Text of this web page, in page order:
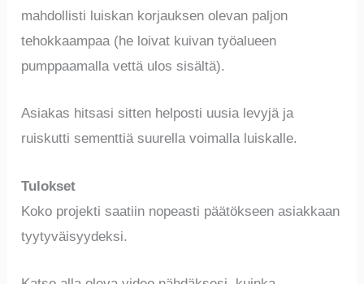
mahdollisti luiskan korjauksen olevan paljon
tehokkaampaa (he loivat kuivan työalueen
pumppaamalla vettä ulos sisältä).
Asiakas hitsasi sitten helposti uusia levyjä ja
ruiskutti sementtiä suurella voimalla luiskalle.
Tulokset
Koko projekti saatiin nopeasti päätökseen asiakkaan
tyytyväisyydeksi.